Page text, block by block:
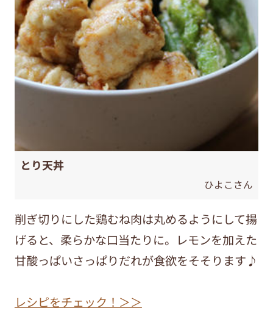
とり天丼
ひよこさん
削ぎ切りにした鶏むね肉は丸めるようにして揚
げると、柔らかな口当たりに。レモンを加えた
甘酸っぱいさっぱりだれが食欲をそそります♪
レシピをチェック！＞＞